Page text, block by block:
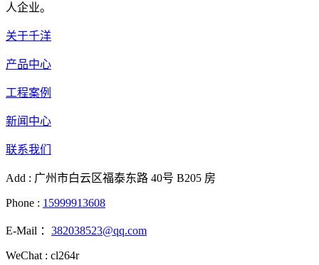
人企业。
关于千洋
产品中心
工程案例
新闻中心
联系我们
Add : 广州市白云区福泰东路 40号 B205 房
Phone : 15999913608
E-Mail ： 382038523@qq.com
WeChat : cl264r